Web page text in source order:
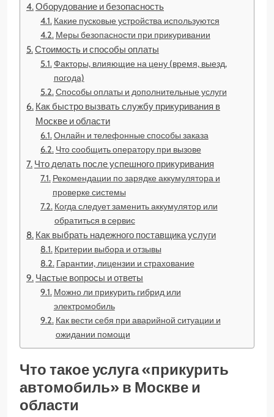
Оборудование и безопасность
Какие пусковые устройства используются
Меры безопасности при прикуривании
Стоимость и способы оплаты
Факторы, влияющие на цену (время, выезд,
погода)
Способы оплаты и дополнительные услуги
Как быстро вызвать службу прикуривания в
Москве и области
Онлайн и телефонные способы заказа
Что сообщить оператору при вызове
Что делать после успешного прикуривания
Рекомендации по зарядке аккумулятора и
проверке системы
Когда следует заменить аккумулятор или
обратиться в сервис
Как выбрать надежного поставщика услуги
Критерии выбора и отзывы
Гарантии, лицензии и страхование
Частые вопросы и ответы
Можно ли прикурить гибрид или
электромобиль
Как вести себя при аварийной ситуации и
ожидании помощи
Что такое услуга «прикурить
автомобиль» в Москве и
области